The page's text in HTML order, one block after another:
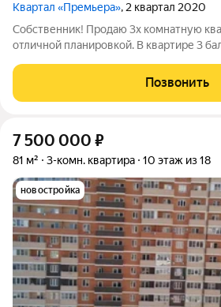
Квартал «Премьера», 2 квартал 2020
Собственник! Продаю 3х комнатную
отличной планировкой. В квартире 3
большая кухня 14м2 и 3 просторные
доступности детские сады, школы,
Позвонить
7 500 000 ₽
81 м² 3-комн. квартира 10 этаж из 18
новостройка